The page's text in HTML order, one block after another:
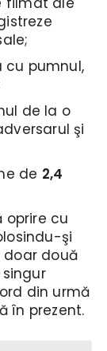
cu pumnul,
de la o
şi
de 2,4
oprire cu
şi
doar două
din urmă
în prezent.